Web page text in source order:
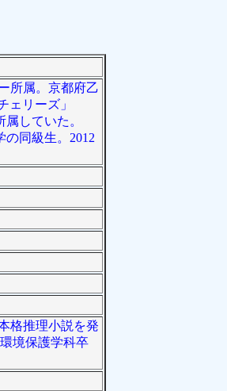
所属。京都府乙
ェリーズ」
していた。
同級生。2012
格推理小説を発
境保護学科卒